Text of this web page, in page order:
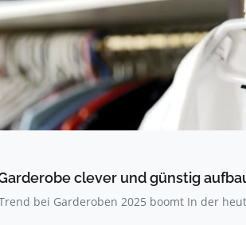
clever und günstig
bei Garderoben 2025 boomt In der